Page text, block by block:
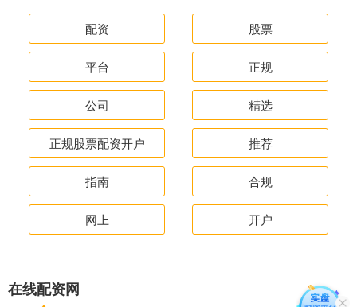
配资 股票
平台 正规
公司 精选
正规股票配资开户 推荐
指南 合规
网上 开户
在线配资网